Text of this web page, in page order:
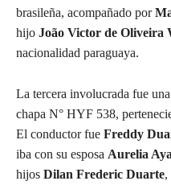
brasileña, acompañado por
hijo João Victor de Oliveira
nacionalidad paraguaya.
La tercera involucrada fue
chapa N° HYF 538,
El conductor fue Freddy
iba con su esposa Aurelia
hijos Dilan Frederic Duarte,